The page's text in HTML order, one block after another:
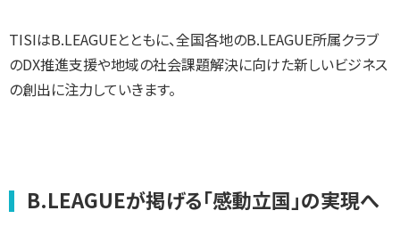
TISIはB.LEAGUEとともに、全国各地のB.LEAGUE所属クラブ
のDX推進支援や地域の社会課題解決に向けた新しいビジネス
の創出に注力していきます。
B.LEAGUEが掲げる「感動立国」の実現へ